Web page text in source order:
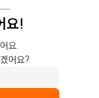
요!
요.
어요?